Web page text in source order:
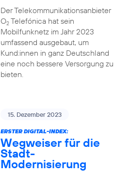
Der Telekommunikationsanbieter
O2Telefónica hat sein
Mobilfunknetz im Jahr 2023
umfassend ausgebaut, um
Kund:innen in ganz Deutschland
eine noch bessere Versorgung zu
bieten.
15. Dezember 2023
ERSTER DIGITAL-INDEX:
Wegweiser für die
Stadt-
Modernisierung